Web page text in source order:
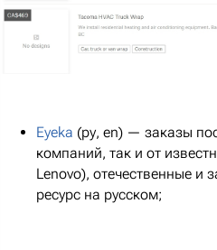
Eyeka (ру, en) — заказы
компаний, так и от
Lenovo), отечественные и
ресурс на русском;